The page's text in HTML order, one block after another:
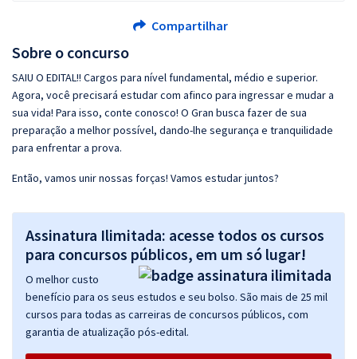
Sobre o concurso
SAIU O EDITAL!! Cargos para nível fundamental, médio e superior.
Agora, você precisará estudar com afinco para ingressar e mudar a
sua vida! Para isso, conte conosco! O Gran busca fazer de sua
preparação a melhor possível, dando-lhe segurança e tranquilidade
para enfrentar a prova.
Então, vamos unir nossas forças! Vamos estudar juntos?
Assinatura Ilimitada: acesse todos os cursos
para concursos públicos, em um só lugar!
O melhor custo
benefício para os seus estudos e seu bolso. São mais de 25 mil
cursos para todas as carreiras de concursos públicos, com
garantia de atualização pós-edital.
Compartilhar